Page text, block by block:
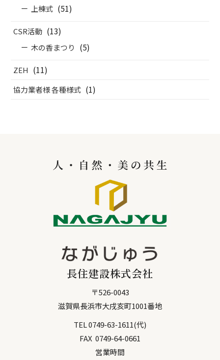
上棟式 (51)
CSR活動 (13)
木の香まつり (5)
ZEH (11)
協力業者様 各種様式 (1)
長住建設株式会社
〒526-0043
滋賀県長浜市大戌亥町1001番地
TEL0749-63-1611(代)
FAX 0749-64-0661
営業時間